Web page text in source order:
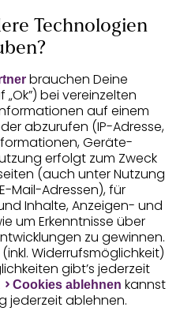
Technologien
brauchen Deine
bei vereinzelten
auf einem
abzurufen (IP-Adresse,
Geräte-
erfolgt zum Zweck
(auch unter Nutzung
Mail-Adressen), für
Inhalte, Anzeigen- und
um Erkenntnisse über
zu gewinnen.
Widerrufsmöglichkeit)
gibt’s jederzeit
Cookies ablehnen kannst
jederzeit ablehnen.